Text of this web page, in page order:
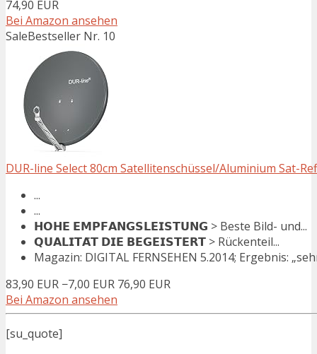
74,90 EUR
Bei Amazon ansehen
SaleBestseller Nr. 10
DUR-line Select 80cm Satellitenschüssel/Aluminium Sat-
...
...
𝗛𝗢𝗛𝗘 𝗘𝗠𝗣𝗙𝗔𝗡𝗚𝗦𝗟𝗘𝗜𝗦𝗧𝗨𝗡𝗚 > Beste Bild- und...
𝗤𝗨𝗔𝗟𝗜𝗧𝗔̈𝗧 𝗗𝗜𝗘 𝗕𝗘𝗚𝗘𝗜𝗦𝗧𝗘𝗥𝗧 > Rückenteil...
Magazin: DIGITAL FERNSEHEN 5.2014; Ergebnis:
83,90 EUR −7,00 EUR 76,90 EUR
Bei Amazon ansehen
[su_quote]